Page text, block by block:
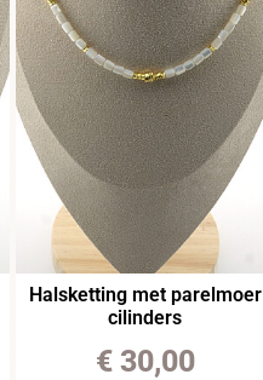
Halsketting met parelmoer
cilinders
€30,00